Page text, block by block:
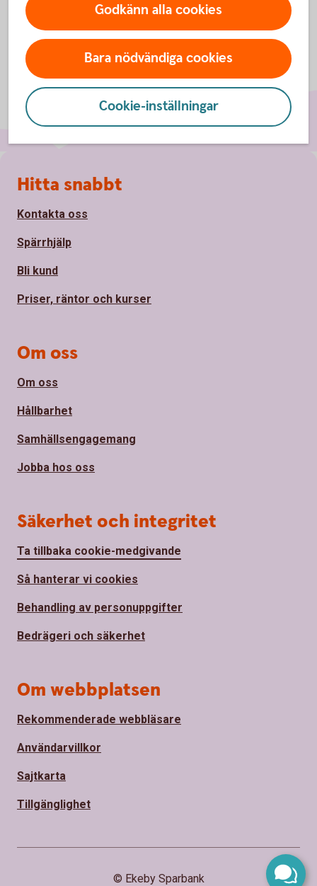
Godkänn alla cookies
Bara nödvändiga cookies
Cookie-inställningar
Sidfot
Hitta snabbt
Kontakta oss
Spärrhjälp
Bli kund
Priser, räntor och kurser
Om oss
Om oss
Hållbarhet
Samhällsengagemang
Jobba hos oss
Säkerhet och integritet
Ta tillbaka cookie-medgivande
Så hanterar vi cookies
Behandling av personuppgifter
Bedrägeri och säkerhet
Om webbplatsen
Rekommenderade webbläsare
Användarvillkor
Sajtkarta
Tillgänglighet
© Ekeby Sparbank